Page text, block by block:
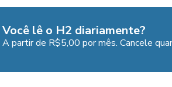
Você lê o H2 diariamente?
A partir de R$5,00 por mês. Cancele